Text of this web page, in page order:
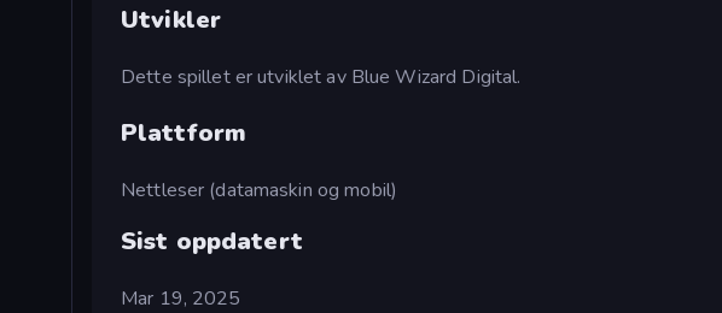
Utvikler
Dette spillet er utviklet av Blue Wizard Digital.
Plattform
Nettleser (datamaskin og mobil)
Sist oppdatert
Mar 19, 2025